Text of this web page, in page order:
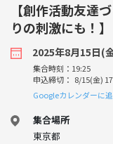
【創作活動友達
りの刺激にも！】
2025年8月15日(
集合時刻：19:25
申込締切： 8/15(金)
Googleカレンダーに
集合場所
東京都